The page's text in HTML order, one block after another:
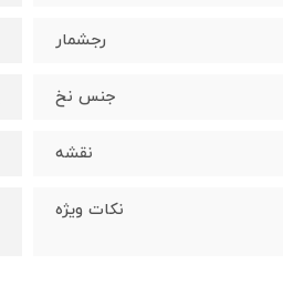
رجشمار
جنس نخ
نقشه
نکات ویژه